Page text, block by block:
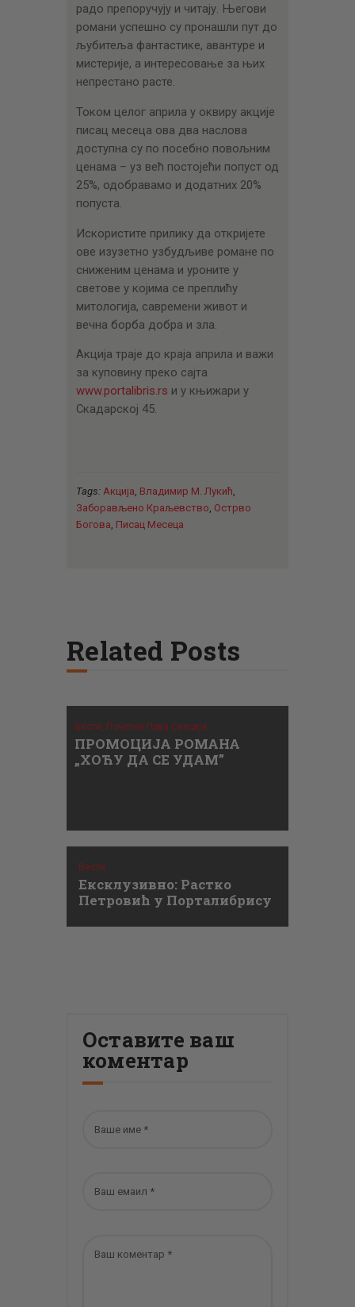
радо препоручују и читају. Његови
романи успешно су пронашли пут до
љубитеља фантастике, авантуре и
мистерије, а интересовање за њих
непрестано расте.
Током целог априла у оквиру акције
писац месеца ова два наслова
доступна су по посебно повољним
ценама – уз већ постојећи попуст од
25%, одобравамо и додатних 20%
попуста.
Искористите прилику да откријете
ове изузетно узбудљиве романе по
сниженим ценама и уроните у
светове у којима се преплићу
митологија, савремени живот и
вечна борба добра и зла.
Акција траје до краја априла и важи
за куповину преко сајта
www.portalibris.rs и у књижари у
Скадарској 45.
Tags: Акција, Владимир М. Лукић,
Заборављено Краљевство, Острво
Богова, Писац Месеца
Related Posts
Вести, Почетна Прва Секција
ПРОМОЦИЈА РОМАНА
„ХОЋУ ДА СЕ УДАМ”
Вести
Ексклузивно: Растко
Петровић у Порталибрису
Оставите ваш
коментар